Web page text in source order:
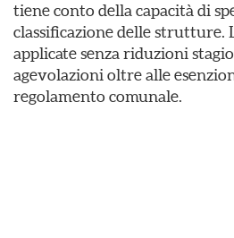
tiene conto della capacità di
classificazione delle strutture.
applicate senza riduzioni
agevolazioni oltre alle
regolamento comunale.